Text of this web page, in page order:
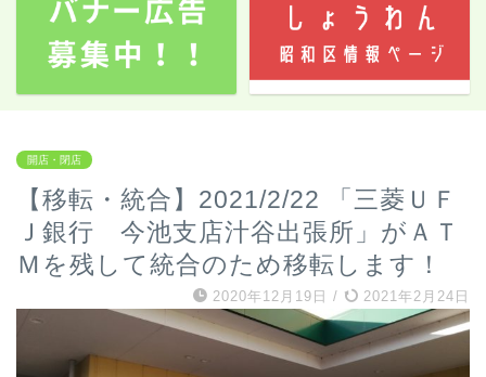
開店・閉店
【移転・統合】2021/2/22 「三菱ＵＦ
Ｊ銀行 今池支店汁谷出張所」がＡＴ
Ｍを残して統合のため移転します！
2020年12月19日 / 2021年2月24日